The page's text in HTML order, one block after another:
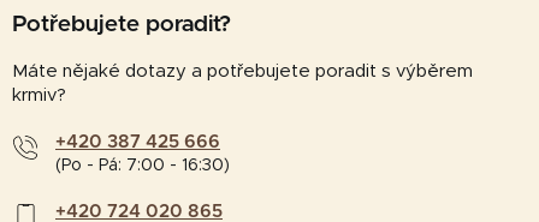
Potřebujete poradit?
Máte nějaké dotazy a potřebujete poradit s výběrem
krmiv?
+420 387 425 666
(Po - Pá: 7:00 - 16:30)
+420 724 020 865